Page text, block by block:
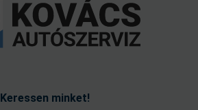
Keressen minket!